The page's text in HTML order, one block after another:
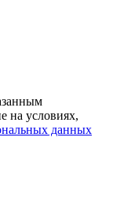
на условиях,
данных